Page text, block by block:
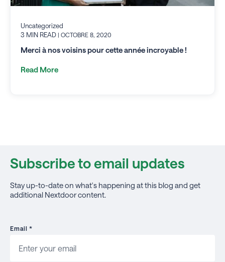
Uncategorized
3 MIN READ | OCTOBRE 8, 2020
Merci à nos voisins pour cette année incroyable !
Read More
Subscribe to email updates
Stay up-to-date on what's happening at this blog and get
additional Nextdoor content.
Email *